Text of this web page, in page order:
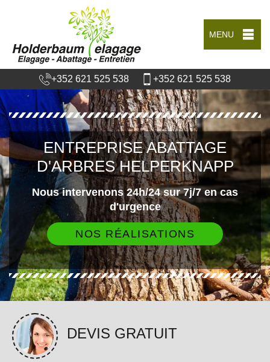
MENU
+352 621 525 538 +352 621 525 538
ENTREPRISE ABATTAGE
D'ARBRES HELPERKNAPP
Nous intervenons 24h/24 sur 7j/7 en cas
d'urgence
NOS RÉALISATIONS
DEVIS GRATUIT